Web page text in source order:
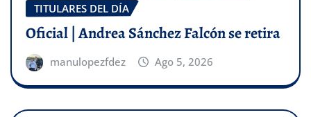
TITULARES DEL DÍA
Oficial | Andrea Sánchez Falcón se retira
manulopezfdez Ago 5, 2026